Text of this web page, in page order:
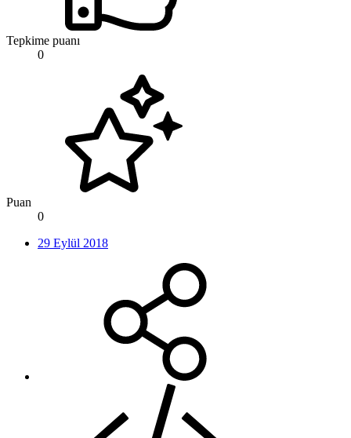
Tepkime puanı
0
Puan
0
29 Eylül 2018